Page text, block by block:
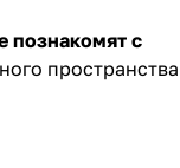
познакомят с
пространства